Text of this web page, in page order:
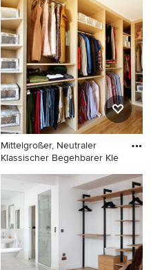
Begehbarer Kleiderschrank
mit offenen Schränken,
dunklen Holzschränken und
hellem Holzboden in
Sonstige
Mittelgroßer, Neutraler
Klassischer Begehbarer Kle
Mittelgroßer, Neutraler
Klassischer Begehbarer
Kleiderschrank mit offenen
Schränken, braunem
Holzboden und hellen
Holzschränken in Sonstige